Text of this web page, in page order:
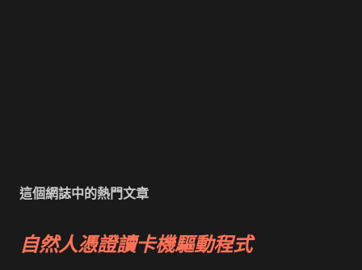
這個網誌中的熱門文章
自然人憑證讀卡機驅動程式